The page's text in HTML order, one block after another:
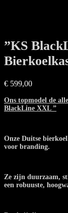
”KS
€ 599,00
Ons topmodel de
BlackLine XXL ”
Onze Duitse
voor branding.
Ze zijn duurzaam,
een robuuste,